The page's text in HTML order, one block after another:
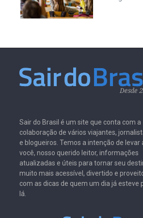
Sair do Brasil é um site que conta com a
colaboração de vários viajantes,
e blogueiros. Temos a intenção de levar
você, nosso querido leitor, informações
atualizadas e úteis para tornar seu
muito mais acessível, divertido e
com as dicas de quem um dia já esteve
lá.